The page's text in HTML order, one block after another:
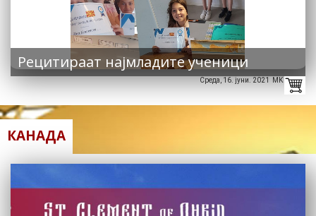
Рецитираат најмладите ученици
Среда, 16. јуни. 2021 MK
КАНАДА